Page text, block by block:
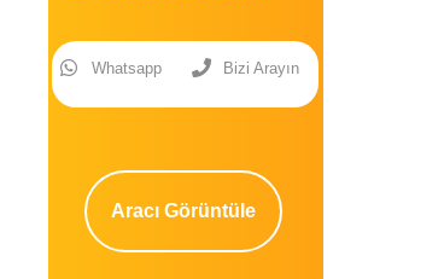
Whatsapp Bizi Arayın
Aracı Görüntüle